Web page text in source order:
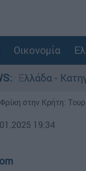
Οικονομία
-
Φρίκη στην Κρήτη:
19:34